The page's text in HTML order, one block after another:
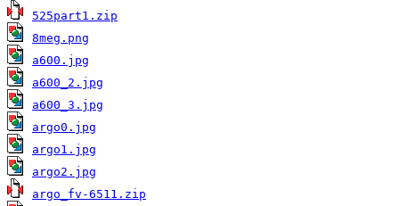
525part1.zip
8meg.png
a600.jpg
a600_2.jpg
a600_3.jpg
argo0.jpg
argo1.jpg
argo2.jpg
argo_fv-6511.zip